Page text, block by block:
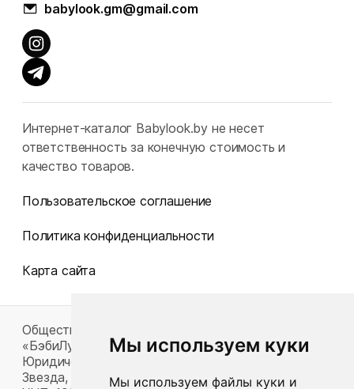
Мы используем куки
Мы используем файлы куки и
babylook.gm@gmail.com
Интернет-каталог Babylook.by не несет
ответственность за конечную стоимость и
качество товаров.
Пользовательское соглашение
Политика конфиденциальности
Карта сайта
Общество с ограниченной ответственностью
«БэбиЛук»
Юридический адрес: 220117, г. Минск, пр-т Газеты
Звезда, д. 16, пом. 52